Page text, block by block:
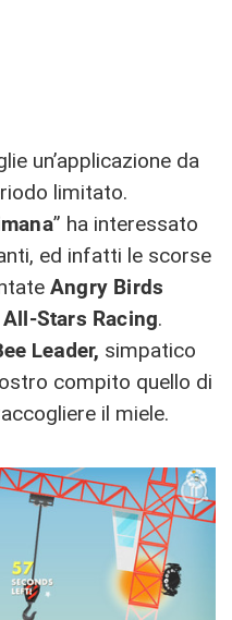
un’applicazione da
limitato.
” ha interessato
ed infatti le scorse
Angry Birds
Stars Racing.
Leader, simpatico
compito quello di
il miele.